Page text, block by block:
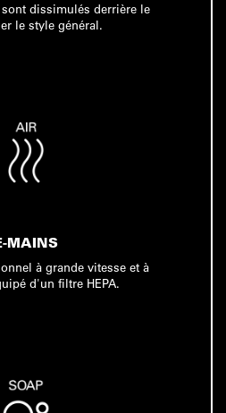
dissimulés derrière le
le style général.
MAINS
à grande vitesse et à
d'un filtre HEPA.